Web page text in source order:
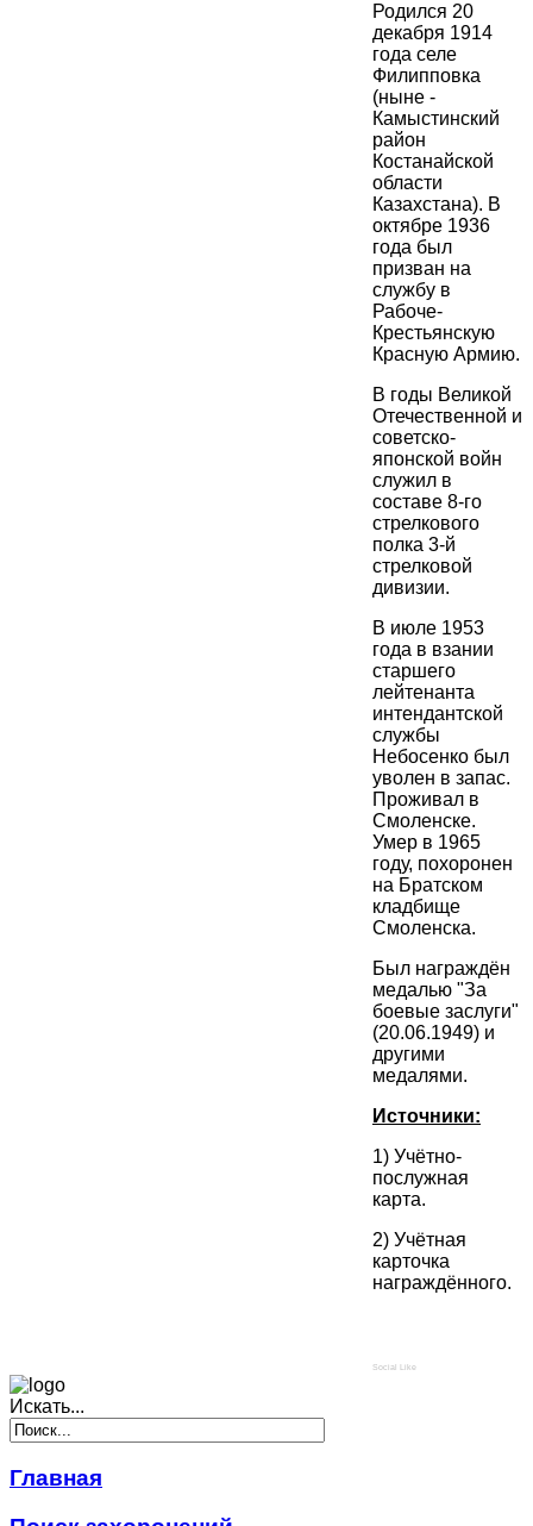
Родился 20
декабря 1914
года селе
Филипповка
(ныне -
Камыстинский
район
Костанайской
области
Казахстана). В
октябре 1936
года был
призван на
службу в
Рабоче-
Крестьянскую
Красную Армию.
В годы Великой
Отечественной и
советско-
японской войн
служил в
составе 8-го
стрелкового
полка 3-й
стрелковой
дивизии.
В июле 1953
года в взании
старшего
лейтенанта
интендантской
службы
Небосенко был
уволен в запас.
Проживал в
Смоленске.
Умер в 1965
году, похоронен
на Братском
кладбище
Смоленска.
Был награждён
медалью "За
боевые заслуги"
(20.06.1949) и
другими
медалями.
Источники:
1) Учётно-
послужная
карта.
2) Учётная
карточка
награждённого.
Social Like
Искать...
Главная